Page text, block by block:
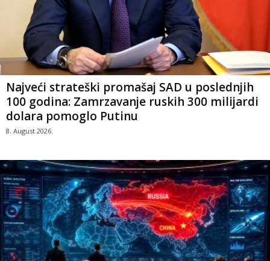
Najveći strateški promašaj SAD u poslednjih
100 godina: Zamrzavanje ruskih 300 milijardi
dolara pomoglo Putinu
8. August 2026.